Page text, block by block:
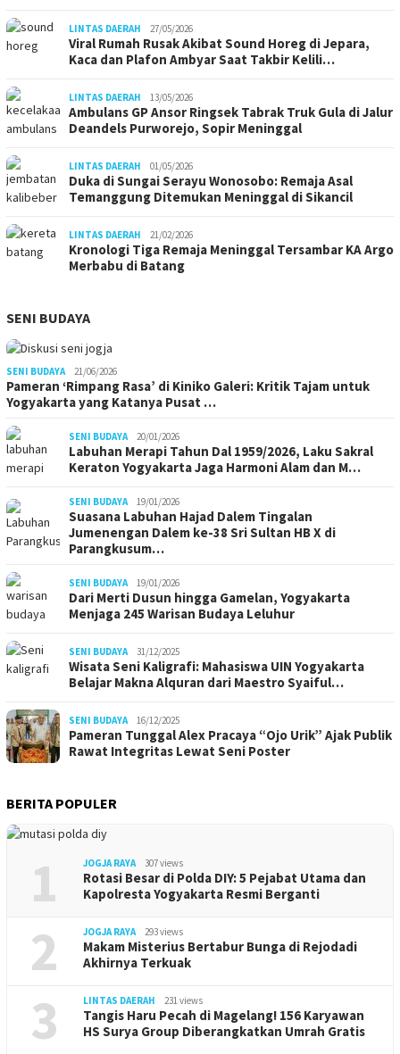
LINTAS DAERAH 27/05/2026
Viral Rumah Rusak Akibat Sound Horeg di Jepara,
Kaca dan Plafon Ambyar Saat Takbir Kelili…
LINTAS DAERAH 13/05/2026
Ambulans GP Ansor Ringsek Tabrak Truk Gula di Jalur
Deandels Purworejo, Sopir Meninggal
LINTAS DAERAH 01/05/2026
Duka di Sungai Serayu Wonosobo: Remaja Asal
Temanggung Ditemukan Meninggal di Sikancil
LINTAS DAERAH 21/02/2026
Kronologi Tiga Remaja Meninggal Tersambar KA Argo
Merbabu di Batang
SENI BUDAYA
SENI BUDAYA 21/06/2026
Pameran ‘Rimpang Rasa’ di Kiniko Galeri: Kritik Tajam untuk
Yogyakarta yang Katanya Pusat …
SENI BUDAYA 20/01/2026
Labuhan Merapi Tahun Dal 1959/2026, Laku Sakral
Keraton Yogyakarta Jaga Harmoni Alam dan M…
SENI BUDAYA 19/01/2026
Suasana Labuhan Hajad Dalem Tingalan
Jumenengan Dalem ke-38 Sri Sultan HB X di
Parangkusum…
SENI BUDAYA 19/01/2026
Dari Merti Dusun hingga Gamelan, Yogyakarta
Menjaga 245 Warisan Budaya Leluhur
SENI BUDAYA 31/12/2025
Wisata Seni Kaligrafi: Mahasiswa UIN Yogyakarta
Belajar Makna Alquran dari Maestro Syaiful…
SENI BUDAYA 16/12/2025
Pameran Tunggal Alex Pracaya “Ojo Urik” Ajak Publik
Rawat Integritas Lewat Seni Poster
BERITA POPULER
1 JOGJA RAYA 307 views
Rotasi Besar di Polda DIY: 5 Pejabat Utama dan
Kapolresta Yogyakarta Resmi Berganti
2 JOGJA RAYA 293 views
Makam Misterius Bertabur Bunga di Rejodadi
Akhirnya Terkuak
3 LINTAS DAERAH 231 views
Tangis Haru Pecah di Magelang! 156 Karyawan
HS Surya Group Diberangkatkan Umrah Gratis